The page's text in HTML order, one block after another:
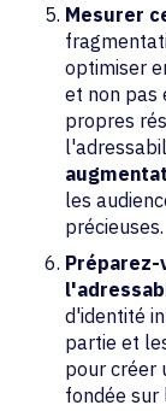
Mesurer
optimiser
et non pas
propres
les
précieuses.
Préparez-
d'identité
partie et
pour créer
fondée sur